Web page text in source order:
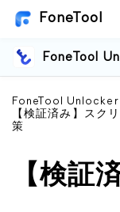
FoneTool
FoneTool
FoneTool Unlocker
【検証済み】スク
策
【検証